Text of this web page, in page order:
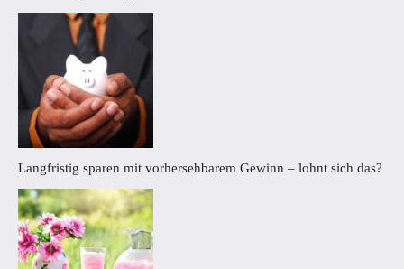
Langfristig sparen mit vorhersehbarem Gewinn – lohnt sich das?